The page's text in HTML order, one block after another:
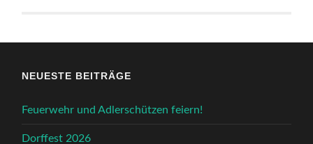
NEUESTE BEITRÄGE
Feuerwehr und Adlerschützen feiern!
Dorffest 2026